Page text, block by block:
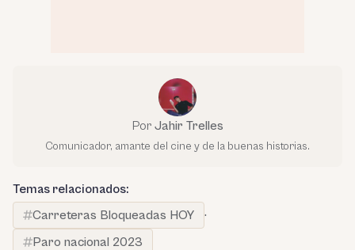
Por Jahir Trelles
Comunicador, amante del cine y de la buenas historias.
Temas relacionados:
Carreteras Bloqueadas HOY
·
Paro nacional 2023